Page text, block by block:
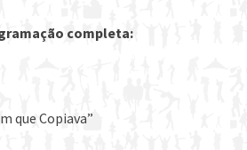
completa:
que Copiava”